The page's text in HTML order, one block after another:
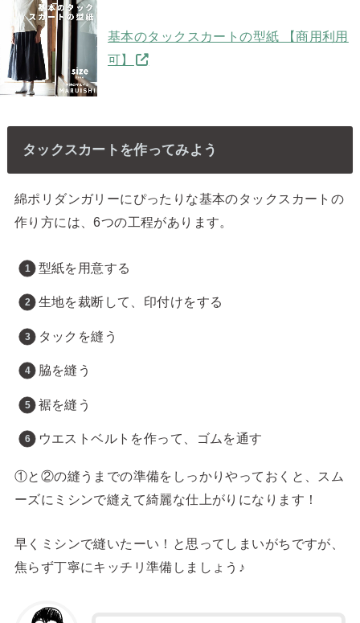
基本のタックスカートの型紙 【商用利用
可】
タックスカートを作ってみよう
綿ポリダンガリーにぴったりな基本のタックスカートの
作り方には、6つの工程があります。
型紙を用意する
生地を裁断して、印付けをする
タックを縫う
脇を縫う
裾を縫う
ウエストベルトを作って、ゴムを通す
①と②の縫うまでの準備をしっかりやっておくと、スム
ーズにミシンで縫えて綺麗な仕上がりになります！
早くミシンで縫いたーい！と思ってしまいがちですが、
焦らず丁寧にキッチリ準備しましょう♪